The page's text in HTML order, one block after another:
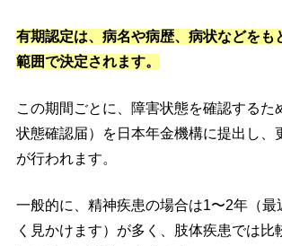
有期認定は、病名や病歴、病状などをも
範囲で決定されます。
この期間ごとに、障害状態を確認するた
状態確認届）を日本年金機構に提出し、
が行われます。
一般的に、精神疾患の場合は1〜2年（最
く見かけます）が多く、肢体疾患では比